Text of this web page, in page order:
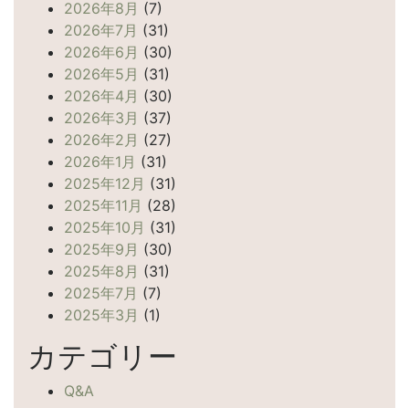
2026年8月 (7)
2026年7月 (31)
2026年6月 (30)
2026年5月 (31)
2026年4月 (30)
2026年3月 (37)
2026年2月 (27)
2026年1月 (31)
2025年12月 (31)
2025年11月 (28)
2025年10月 (31)
2025年9月 (30)
2025年8月 (31)
2025年7月 (7)
2025年3月 (1)
カテゴリー
Q&A